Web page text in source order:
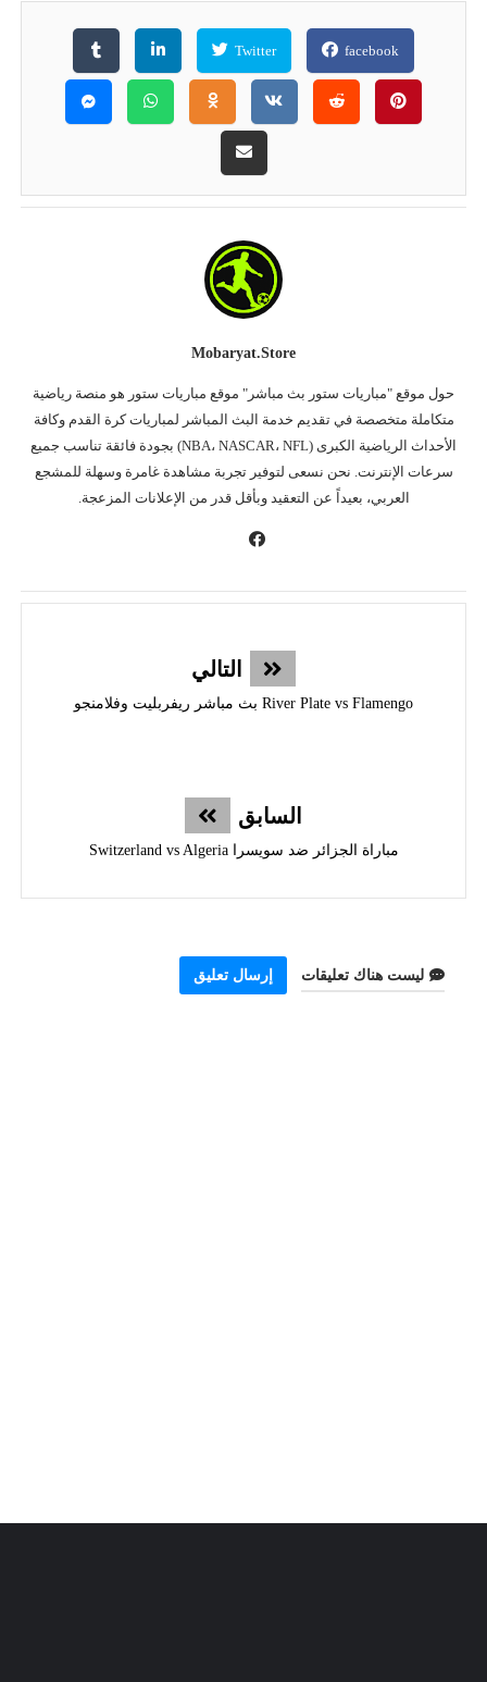
facebook
Twitter
Mobaryat.store
حول موقع "مباريات ستور بث مباشر" موقع مباريات ستور هو منصة رياضية
متكاملة متخصصة في تقديم خدمة البث المباشر لمباريات كرة القدم وكافة
الأحداث الرياضية الكبرى (NBA، NASCAR، NFL) بجودة فائقة تناسب جميع
سرعات الإنترنت. نحن نسعى لتوفير تجربة مشاهدة غامرة وسهلة للمشجع
العربي، بعيداً عن التعقيد وبأقل قدر من الإعلانات المزعجة.
التالي
River Plate vs Flamengo بث مباشر ريفربليت وفلامنجو
السابق
مباراة الجزائر ضد سويسرا Switzerland vs Algeria
ليست هناك تعليقات إرسال تعليق